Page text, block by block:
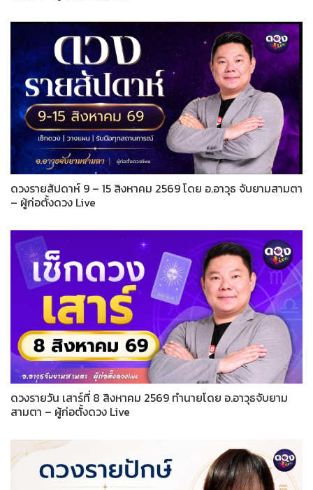
ดวงรายสัปดาห์ 9 – 15 สิงหาคม 2569 โดย อ.อาวุธ จับยามสามตา
– ผู้ก่อตั้งดวง Live
ดวงรายวัน เสาร์ที่ 8 สิงหาคม 2569 ทำนายโดย อ.อาวุธจับยาม
สามตา – ผู้ก่อตั้งดวง Live